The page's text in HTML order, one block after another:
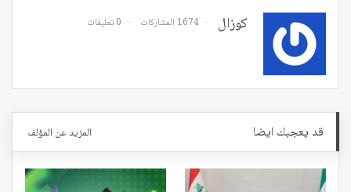
كوزال 1674 المشاركات 0 تعليقات
قد يعجبك ايضا المزيد عن المؤلف